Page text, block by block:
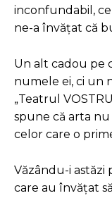
inconfundabil,
ne-a învățat că
Un alt cadou pe
numele ei, ci un
„Teatrul
spune că arta nu
celor care o
Văzându-i astăzi
care au învățat